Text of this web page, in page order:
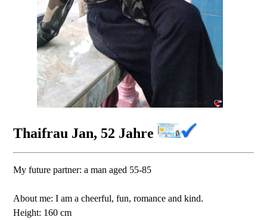
Thaifrau Jan, 52 Jahre
My future partner: a man aged 55-85
About me: I am a cheerful, fun, romance and kind.
Height: 160 cm